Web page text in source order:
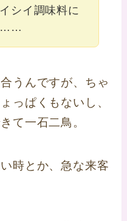
シイ調味料に
……
うんですが、ちゃ
っぱくもないし、
て一石二鳥。
時とか、急な来客